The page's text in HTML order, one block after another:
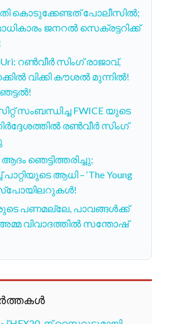
കൊടുക്കേണ്ടത് പോലീസിൽ;
ജനറൽ സെക്രട്ടറിക്ക്
Uri: റൺവീർ സിംഗ് രാജാവ്,
വിക്കി കൗശൽ മുന്നിൽ!
സംബന്ധിച്ച FWICE യുടെ
രൺവീർ സിംഗ്
ഞെട്ടിത്തരിച്ചു;
പാറ്റിയുടെ ആധി – ‘The Young
സ്പോയിലറുകൾ!
പണമല്ലേ, പാവങ്ങൾക്ക്
വിവാദത്തിൽ സന്തോഷ്